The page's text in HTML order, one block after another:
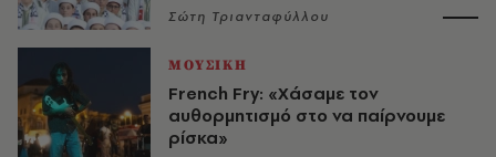
Σώτη Τριανταφύλλου
ΜΟΥΣΙΚΗ
French Fry: «Χάσαμε τον
αυθορμητισμό στο να παίρνουμε
ρίσκα»